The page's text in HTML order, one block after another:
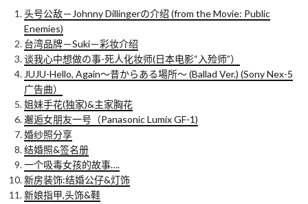
头号公敌－Johnny Dillingerの介绍 (from the Movie: Public
Enemies)
台湾品牌－Suki－彩妆介绍
谈我心中想做の事-死人化妆师(日本电影“入殓师”）
JUJU-Hello, Again～昔からある場所～ (Ballad Ver.) (Sony Nex-5
广告曲）
姐妹手花(独家)&主家胸花
邂逅女朋友一号（Panasonic Lumix GF-1)
婚纱照分享
结婚照&签名册
一个吸毒女孩的故事….
新房装饰:结婚公仔&灯饰
新娘指甲,头饰&鞋